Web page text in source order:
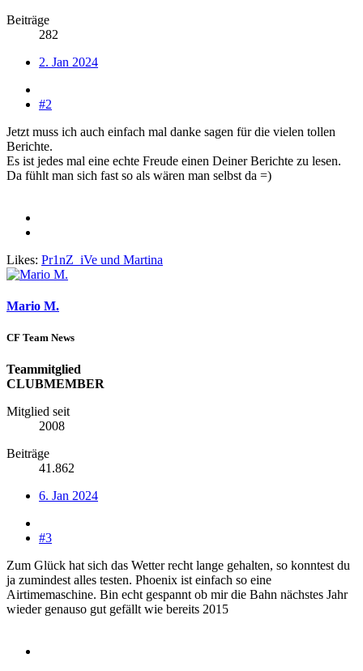
Beiträge
282
2. Jan 2024
#2
Jetzt muss ich auch einfach mal danke sagen für die vielen tollen
Berichte.
Es ist jedes mal eine echte Freude einen Deiner Berichte zu lesen.
Da fühlt man sich fast so als wären man selbst da =)
Likes: Pr1nZ_iVe und Martina
Mario M.
CF Team News
Teammitglied
CLUBMEMBER
Mitglied seit
2008
Beiträge
41.862
6. Jan 2024
#3
Zum Glück hat sich das Wetter recht lange gehalten, so konntest du
ja zumindest alles testen. Phoenix ist einfach so eine
Airtimemaschine. Bin echt gespannt ob mir die Bahn nächstes Jahr
wieder genauso gut gefällt wie bereits 2015